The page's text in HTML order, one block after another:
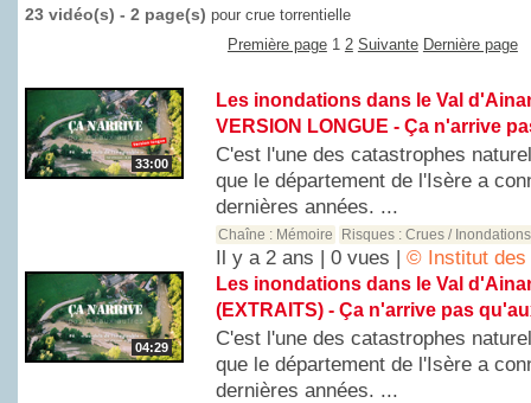
23 vidéo(s) - 2 page(s) pour crue torrentielle
Première page 1 2 Suivante Dernière page
33:00
Les inondations dans le Val
VERSION LONGUE - Ça n'arrive
C'est l'une des catastrophes
que le département de l'Isère a
dernières années. ...
Chaîne : Mémoire Risques :Crues / Inondations
Il y a 2 ans | 0 vues |© Institut des
04:29
Les inondations dans le Val
(EXTRAITS) - Ça n'arrive pas
C'est l'une des catastrophes
que le département de l'Isère a
dernières années. ...